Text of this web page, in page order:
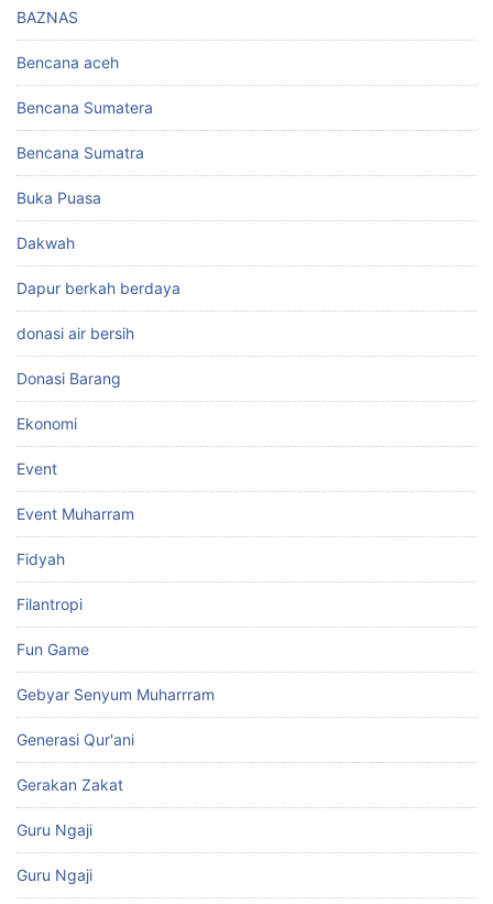
BAZNAS
Bencana aceh
Bencana Sumatera
Bencana Sumatra
Buka Puasa
Dakwah
Dapur berkah berdaya
donasi air bersih
Donasi Barang
Ekonomi
Event
Event Muharram
Fidyah
Filantropi
Fun Game
Gebyar Senyum Muharrram
Generasi Qur'ani
Gerakan Zakat
Guru Ngaji
Guru Ngaji